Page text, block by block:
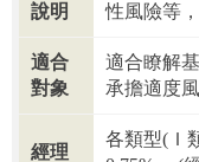
說明
性風險等
適合
對象
適合瞭解
承擔適度
經理
各類型(Ｉ